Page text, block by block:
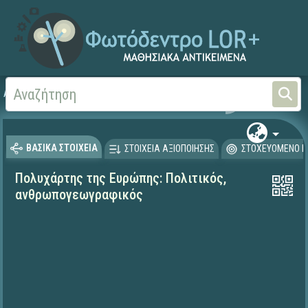
Αρχική Γεωγραφία-Γεωλογία
ΒΑΣΙΚΑ ΣΤΟΙΧΕΙΑ ΣΤΟΙΧΕΙΑ ΑΞΙΟΠΟΙΗΣΗΣ ΣΤΟΧΕΥΟΜΕΝΟ
Πολυχάρτης της Ευρώπης: Πολιτικός,
ανθρωπογεωγραφικός